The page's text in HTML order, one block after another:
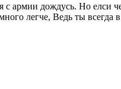
армии дождусь. Но елси
легче, Ведь ты